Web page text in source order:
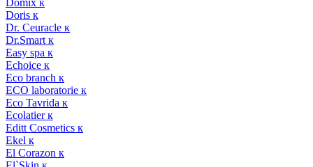
Domix к
Doris к
Dr. Ceuracle к
Dr.Smart к
Easy spa к
Echoice к
Eco branch к
ECO laboratorie к
Eco Tavrida к
Ecolatier к
Editt Cosmetics к
Ekel к
El Corazon к